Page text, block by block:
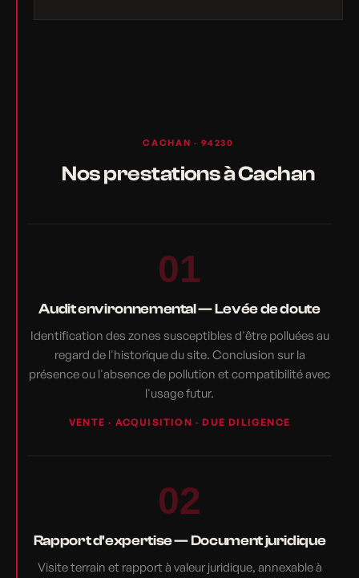
CACHAN · 94230
Nos prestations à Cachan
01
Audit environnemental — Levée de doute
Identification des zones susceptibles d'être polluées au
regard de l'historique du site. Conclusion sur la
présence ou l'absence de pollution et compatibilité avec
l'usage futur.
VENTE · ACQUISITION · DUE DILIGENCE
02
Rapport d'expertise — Document juridique
Visite terrain et rapport à valeur juridique, annexable à